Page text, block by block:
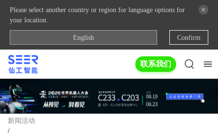
Please select another country or region for language options for
your location.
English Confirm
联系我们
新闻活动
/